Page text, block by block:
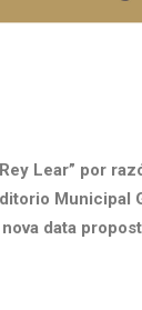
Lear” por
Municipal
data